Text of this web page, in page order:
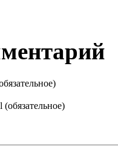
(обязательное)